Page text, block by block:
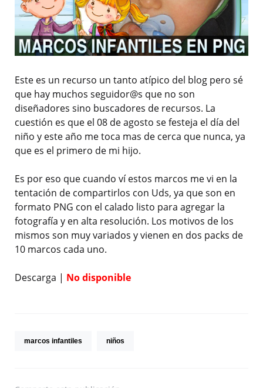
Este es un recurso un tanto atípico del blog pero sé
que hay muchos seguidor@s que no son
diseñadores sino buscadores de recursos. La
cuestión es que el 08 de agosto se festeja el día del
niño y este año me toca mas de cerca que nunca, ya
que es el primero de mi hijo.
Es por eso que cuando ví estos marcos me vi en la
tentación de compartirlos con Uds, ya que son en
formato PNG con el calado listo para agregar la
fotografía y en alta resolución. Los motivos de los
mismos son muy variados y vienen en dos packs de
10 marcos cada uno.
Descarga | No disponible
marcos infantiles niños